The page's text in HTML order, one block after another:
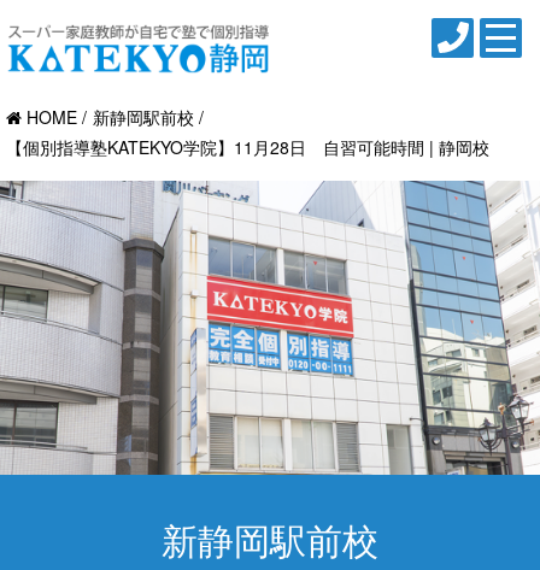
HOME
新静岡駅前校
【個別指導塾KATEKYO学院】11月28日 自習可能時間 | 静岡校
新静岡駅前校